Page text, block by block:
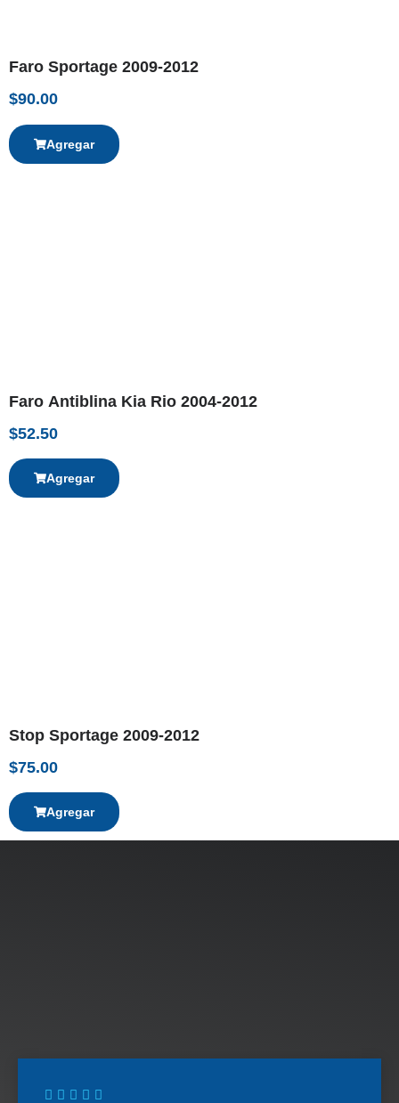
Faro Sportage 2009-2012
$90.00
Agregar
Faro Antiblina Kia Rio 2004-2012
$52.50
Agregar
Stop Sportage 2009-2012
$75.00
Agregar